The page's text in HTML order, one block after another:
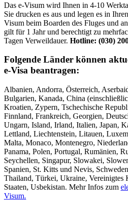
Das e-Visum wird Ihnen in 4-10
Sie drucken es aus und legen es in
Visum beim Boarden des Fluges und
gilt für 1 Jahr und berechtigt zu
Tagen Verweildauer. Hotline: (030)
Folgende Länder können
e-Visa beantragen:
Albanien, Andorra, Österreich,
Bulgarien, Kanada, China
Kroatien, Zypern, Tschechische
Finnland, Frankreich, Georgien,
Ungarn, Island, Irland, Italien, Japan,
Lettland, Liechtenstein, Litauen,
Malta, Monaco, Montenegro,
Panama, Polen, Portugal, Rumänien,
Seychellen, Singapur, Slowakei,
Spanien, St. Kitts und Nevis,
Thailand, Türkei, Ukraine, Vereinigtes
Staaten, Usbekistan. Mehr Infos zum
Visum.